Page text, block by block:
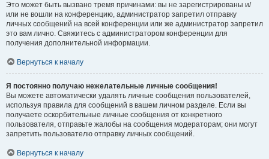
Это может быть вызвано тремя причинами: вы не зарегистрированы и/
или не вошли на конференцию, администратор запретил отправку
личных сообщений на всей конференции или же администратор запретил
это вам лично. Свяжитесь с администратором конференции для
получения дополнительной информации.
Вернуться к началу
Я постоянно получаю нежелательные личные сообщения!
Вы можете автоматически удалять личные сообщения пользователей,
используя правила для сообщений в вашем личном разделе. Если вы
получаете оскорбительные личные сообщения от конкретного
пользователя, отправьте жалобы на сообщения модераторам; они могут
запретить пользователю отправку личных сообщений.
Вернуться к началу